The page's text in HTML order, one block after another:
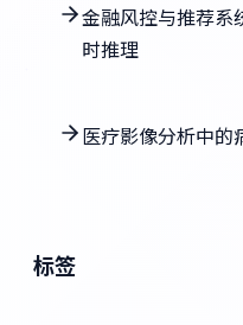
金融风控与推荐系
时推理
医疗影像分析中的
标签